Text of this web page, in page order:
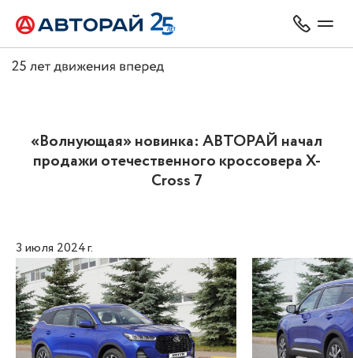
«Волнующая» новинка: АВТОРАЙ начал
продажи отечественного кроссовера X-
Cross 7
3 июля 2024 г.